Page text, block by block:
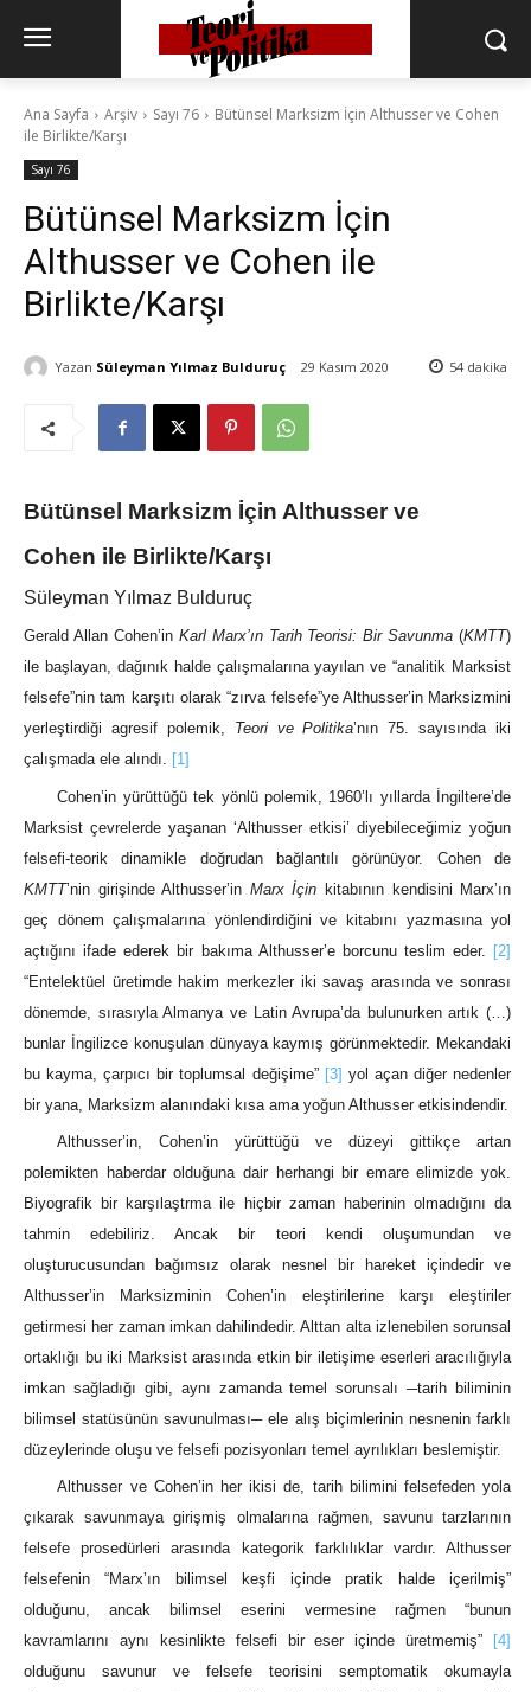
Ana Sayfa Arşiv Sayı 76
Bütünsel Marksizm İçin Althusser ve Cohen
ile Birlikte/Karşı
Sayı 76
Bütünsel Marksizm İçin
Althusser ve Cohen ile
Birlikte/Karşı
Yazan Süleyman Yılmaz Bulduruç 29 Kasım 2020 54 dakika
Bütünsel Marksizm İçin Althusser ve
Cohen ile Birlikte/Karşı
Süleyman Yılmaz Bulduruç
Gerald Allan Cohen’in Karl Marx’ın Tarih Teorisi: Bir Savunma(KMTT)
ile başlayan, dağınık halde çalışmalarına yayılan ve “analitik Marksist
felsefe”nin tam karşıtı olarak “zırva felsefe”ye Althusser’in Marksizmini
yerleştirdiği agresif polemik, Teori ve Politika’nın 75. sayısında iki
çalışmada ele alındı. [1]
Cohen’in yürüttüğü tek yönlü polemik, 1960’lı yıllarda İngiltere’de
Marksist çevrelerde yaşanan ‘Althusser etkisi’ diyebileceğimiz yoğun
felsefi-teorik dinamikle doğrudan bağlantılı görünüyor. Cohen de
KMTT’nin girişinde Althusser’in Marx İçin kitabının kendisini Marx’ın
geç dönem çalışmalarına yönlendirdiğini ve kitabını yazmasına yol
açtığını ifade ederek bir bakıma Althusser’e borcunu teslim eder.
[2]
“Entelektüel üretimde hakim merkezler iki savaş arasında ve sonrası
dönemde, sırasıyla Almanya ve Latin Avrupa’da bulunurken artık (…)
bunlar İngilizce konuşulan dünyaya kaymış görünmektedir. Mekandaki
bu kayma, çarpıcı bir toplumsal değişime” [3] yol açan diğer nedenler
bir yana, Marksizm alanındaki kısa ama yoğun Althusser etkisindendir.
Althusser’in, Cohen’in yürüttüğü ve düzeyi gittikçe artan
polemikten haberdar olduğuna dair herhangi bir emare elimizde yok.
Biyografik bir karşılaştrma ile hiçbir zaman haberinin olmadığını da
tahmin edebiliriz. Ancak bir teori kendi oluşumundan ve
oluşturucusundan bağımsız olarak nesnel bir hareket içindedir ve
Althusser’in Marksizminin Cohen’in eleştirilerine karşı eleştiriler
getirmesi her zaman imkan dahilindedir. Alttan alta izlenebilen sorunsal
ortaklığı bu iki Marksist arasında etkin bir iletişime eserleri aracılığıyla
imkan sağladığı gibi, aynı zamanda temel sorunsalı ─tarih biliminin
bilimsel statüsünün savunulması─ ele alış biçimlerinin nesnenin farklı
düzeylerinde oluşu ve felsefi pozisyonları temel ayrılıkları beslemiştir.
Althusser ve Cohen’in her ikisi de, tarih bilimini felsefeden yola
çıkarak savunmaya girişmiş olmalarına rağmen, savunu tarzlarının
felsefe prosedürleri arasında kategorik farklılıklar vardır. Althusser
felsefenin “Marx’ın bilimsel keşfi içinde pratik halde içerilmiş”
olduğunu, ancak bilimsel eserini vermesine rağmen “bunun
kavramlarını aynı kesinlikte felsefi bir eser içinde üretmemiş”
[4]
olduğunu savunur ve felsefe teorisini semptomatik okumayla